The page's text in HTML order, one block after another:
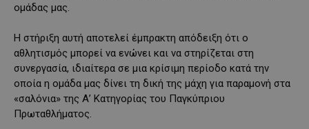
ομάδας μας.
Η στήριξη αυτή αποτελεί έμπρακτη απόδειξη ότι ο
αθλητισμός μπορεί να ενώνει και να στηρίζεται στη
συνεργασία, ιδιαίτερα σε μια κρίσιμη περίοδο κατά την
οποία η ομάδα μας δίνει τη δική της μάχη για παραμονή στα
«σαλόνια» της Α’ Κατηγορίας του Παγκύπριου
Πρωταθλήματος.